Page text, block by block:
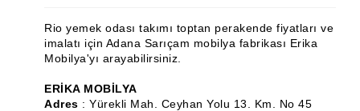
Zigon Sehpa
Köşe Takımı
Rio yemek odası takımı toptan perakende fiyatları ve
imalatı için Adana Sarıçam mobilya fabrikası Erika
Mobilya'yı arayabilirsiniz.
ERİKA MOBİLYA
Adres : Yürekli Mah. Ceyhan Yolu 13. Km. No 45